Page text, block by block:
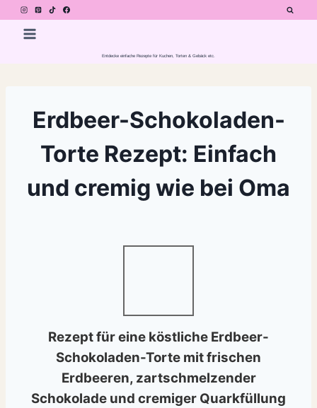
Zum
Inhalt
Entdecke einfache Rezepte für Kuchen, Torten & Gebäck etc.
Erdbeer-Schokoladen-
Torte Rezept: Einfach
und cremig wie bei Oma
Rezept für eine köstliche Erdbeer-
Schokoladen-Torte mit frischen
Erdbeeren, zartschmelzender
Schokolade und cremiger Quarkfüllung